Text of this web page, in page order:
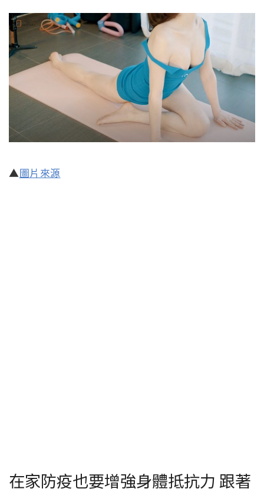
▲圖片來源
在家防疫也要增強身體抵抗力 跟著